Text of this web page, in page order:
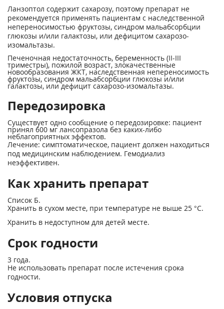
Ланзоптол содержит сахарозу, поэтому препарат не
рекомендуется применять пациентам с наследственной
непереносимостью фруктозы, синдром мальабсорбции
глюкозы и/или галактозы, или дефицитом сахарозо-
изомальтазы.
Печеночная недостаточность, беременность (II-III
триместры), пожилой возраст, злокачественные
новообразования ЖКТ, наследственная непереносимость
фруктозы, синдром мальабсорбции глюкозы и/или
галактозы, или дефицит сахарозо-изомальтазы.
Передозировка
Существует одно сообщение о передозировке: пациент
принял 600 мг лансопразола без каких-либо
неблагоприятных эффектов.
Лечение: симптоматическое, пациент должен находиться
под медицинским наблюдением. Гемодиализ
неэффективен.
Как хранить препарат
Список Б.
Хранить в сухом месте, при температуре не выше 25 °С.
Хранить в недоступном для детей месте.
Срок годности
3 года.
Не использовать препарат после истечения срока
годности.
Условия отпуска